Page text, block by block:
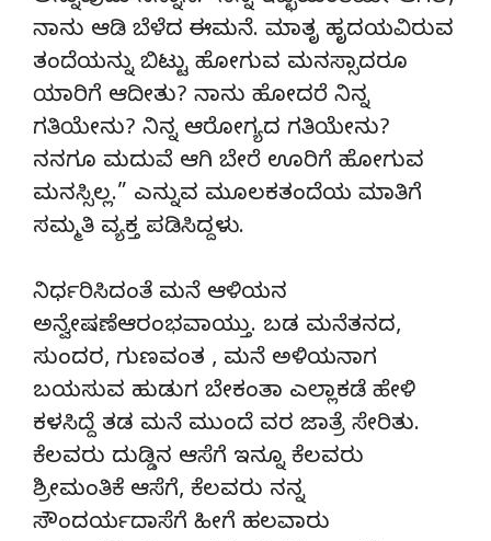
ನಾನು ಆಡಿ ಬೆಳೆದ ಈಮನೆ. ಮಾತೃ ಹೃದಯವಿರುವ
ತಂದೆಯನ್ನು ಬಿಟ್ಟು ಹೋಗುವ ಮನಸ್ಸಾದರೂ
ಯಾರಿಗೆ ಆದೀತು? ನಾನು ಹೋದರೆ ನಿನ್ನ
ಗತಿಯೇನು? ನಿನ್ನ ಆರೋಗ್ಯದ ಗತಿಯೇನು?
ನನಗೂ ಮದುವೆ ಆಗಿ ಬೇರೆ ಊರಿಗೆ ಹೋಗುವ
ಮನಸ್ಸಿಲ್ಲ.” ಎನ್ನುವ ಮೂಲಕತಂದೆಯ ಮಾತಿಗೆ
ಸಮ್ಮತಿ ವ್ಯಕ್ತ ಪಡಿಸಿದ್ದಳು.
ನಿರ್ಧರಿಸಿದಂತೆ ಮನೆ ಆಳಿಯನ
ಅನ್ವೇಷಣೆಆರಂಭವಾಯ್ತು. ಬಡ ಮನೆತನದ,
ಸುಂದರ, ಗುಣವಂತ , ಮನೆ ಅಳಿಯನಾಗ
ಬಯಸುವ ಹುಡುಗ ಬೇಕಂತಾ ಎಲ್ಲಾಕಡೆ ಹೇಳಿ
ಕಳಸಿದ್ದೆ ತಡ ಮನೆ ಮುಂದೆ ವರ ಜಾತ್ರೆ ಸೇರಿತು.
ಕೆಲವರು ದುಡ್ಡಿನ ಆಸೆಗೆ ಇನ್ನೂ ಕೆಲವರು
ಶ್ರೀಮಂತಿಕೆ ಆಸೆಗೆ, ಕೆಲವರು ನನ್ನ
ಸೌಂದರ್ಯದಾಸೆಗೆ ಹೀಗೆ ಹಲವಾರು